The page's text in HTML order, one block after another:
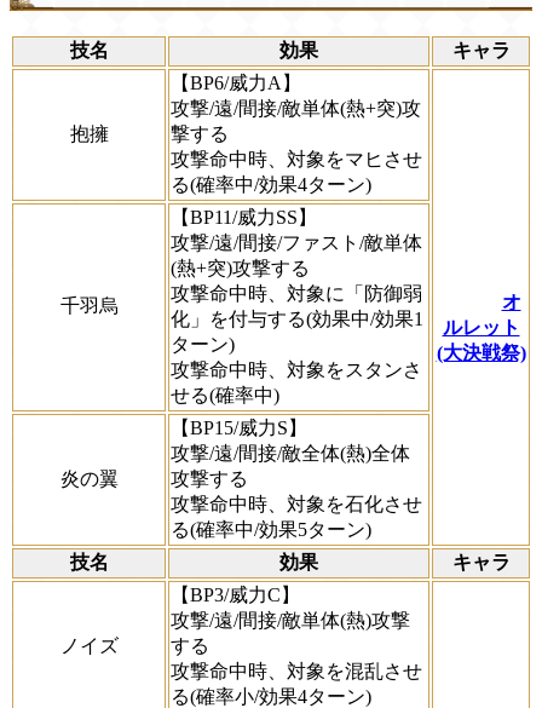
技名 効果 キャラ
抱擁
【BP6/威力A】
攻撃/遠/間接/敵単体(熱+突)攻
撃する
攻撃命中時、対象をマヒさせ
る(確率中/効果4ターン)
オ
ルレット
(大決戦祭)
千羽烏
【BP11/威力SS】
攻撃/遠/間接/ファスト/敵単体
(熱+突)攻撃する
攻撃命中時、対象に「防御弱
化」を付与する(効果中/効果1
ターン)
攻撃命中時、対象をスタンさ
せる(確率中)
炎の翼
【BP15/威力S】
攻撃/遠/間接/敵全体(熱)全体
攻撃する
攻撃命中時、対象を石化させ
る(確率中/効果5ターン)
技名
効果 キャラ
ノイズ
【BP3/威力C】
攻撃/遠/間接/敵単体(熱)攻撃
する
攻撃命中時、対象を混乱させ
る(確率小/効果4ターン)